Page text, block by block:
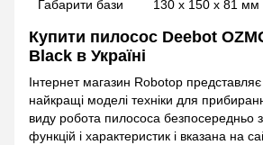
Габарити бази 130 х 150 х 81 мм
Купити пилосос Deebot
Black в Україні
Інтернет магазин Robotop представляє
найкращі моделі техніки для
виду робота пилососа безпосередньо
функцій і характеристик і вказана на